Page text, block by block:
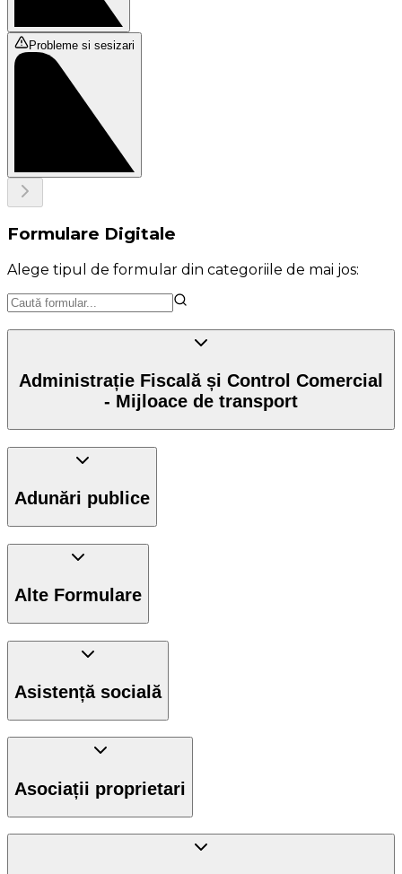
Probleme si sesizari
Formulare Digitale
Alege tipul de formular din categoriile de mai jos:
Administrație Fiscală și Control Comercial
- Mijloace de transport
Adunări publice
Alte Formulare
Asistență socială
Asociații proprietari